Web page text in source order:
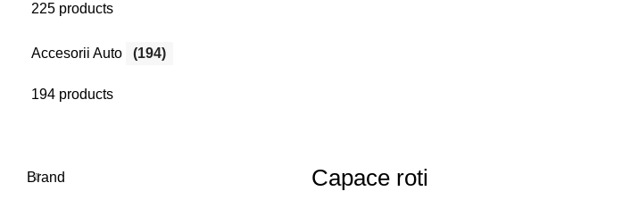
225 products
Accesorii Auto (194)
194 products
Brand Capace roti